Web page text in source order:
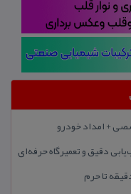
+ امداد خودرو
دقیق و تعمیرگاه حرفه‌ای